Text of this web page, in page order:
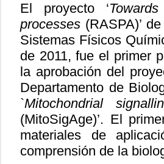
El proyecto ‘
processes (RASPA)’
Sistemas Físicos
de 2011, fue el primer
la aprobación del
Departamento de
`Mitochondrial
(MitoSigAge)’. El
materiales de
comprensión de la